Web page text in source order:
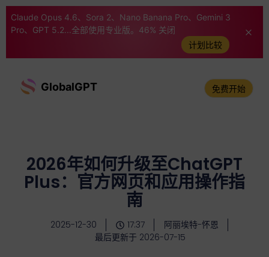
Claude Opus 4.6、Sora 2、Nano Banana Pro、Gemini 3
Pro、GPT 5.2...全部使用专业版。46% 关闭
计划比较
GlobalGPT 免费开始
2026年如何升级至ChatGPT
Plus：官方网页和应用操作指
南
2025-12-30 17:37
阿丽埃特-怀恩
最后更新于 2026-07-15